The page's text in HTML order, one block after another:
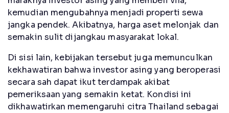
kemudian mengubahnya menjadi properti sewa
jangka pendek. Akibatnya, harga aset melonjak dan
semakin sulit dijangkau masyarakat lokal.
Di sisi lain, kebijakan tersebut juga memunculkan
kekhawatiran bahwa investor asing yang beroperasi
secara sah dapat ikut terdampak akibat
pemeriksaan yang semakin ketat. Kondisi ini
dikhawatirkan memengaruhi citra Thailand sebagai